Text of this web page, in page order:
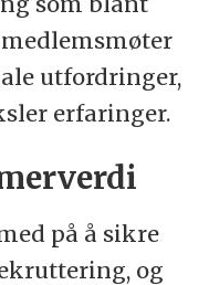
utfordringer,
erfaringer.
på å sikre
og